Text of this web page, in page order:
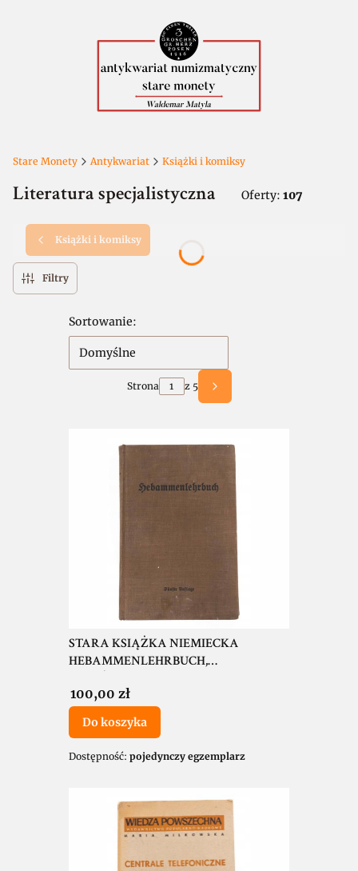
Stare Monety Antykwariat Książki i komiksy
Literatura specjalistyczna Oferty: 107
Książki i komiksy
Filtry
Lista produktów
Sortowanie:
Domyślne
Strona z 5 Następne produkty
STARA KSIĄŻKA NIEMIECKA
HEBAMMENLEHRBUCH,
Cena
100,00 zł
Do koszyka
Dostępność: pojedynczy egzemplarz